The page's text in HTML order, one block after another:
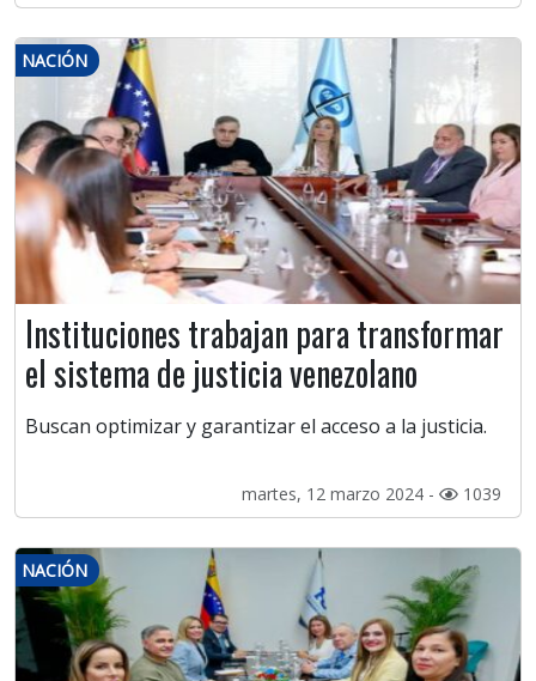
NACIÓN
Instituciones trabajan para transformar
el sistema de justicia venezolano
Buscan optimizar y garantizar el acceso a la justicia.
martes, 12 marzo 2024 - 1039
NACIÓN